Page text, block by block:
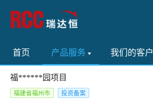
首页 产品服务 我们的客户
福******园项目
福建省福州市
投资备案